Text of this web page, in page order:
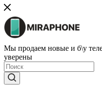
Мы продаем новые и б\у
уверены